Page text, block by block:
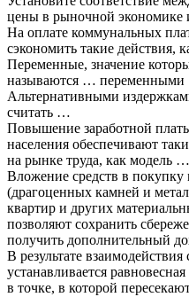
цены в рыночной экономике
На оплате коммунальных
сэкономить такие действия,
Переменные, значение
называются … переменными
Альтернативными
считать …
Повышение заработной
населения обеспечивают
на рынке труда, как модель
Вложение средств в покупку
(драгоценных камней и
квартир и других
позволяют сохранить
получить дополнительный
В результате
устанавливается
в точке, в которой